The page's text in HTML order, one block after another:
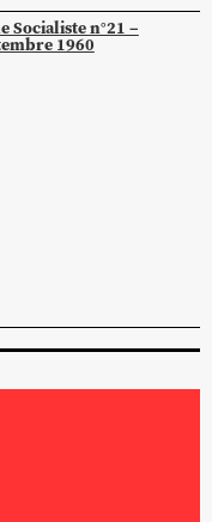
Socialiste n°21 –
1960